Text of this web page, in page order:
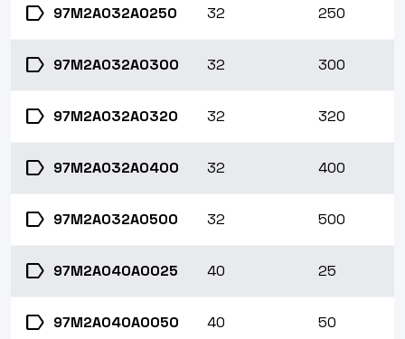
label 97M2A032A0250 32 250
label 97M2A032A0300 32 300
label 97M2A032A0320 32 320
label 97M2A032A0400 32 400
label 97M2A032A0500 32 500
label 97M2A040A0025 40 25
label 97M2A040A0050 40 50